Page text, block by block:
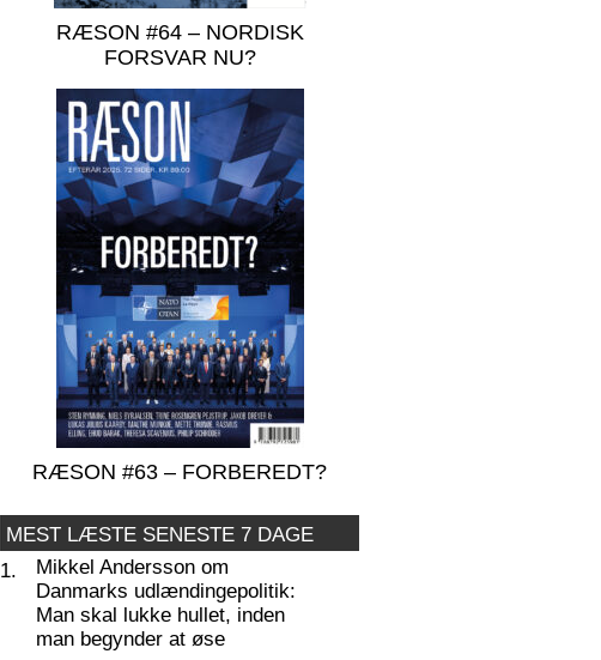
RÆSON #64 – NORDISK
FORSVAR NU?
RÆSON #63 – FORBEREDT?
MEST LÆSTE SENESTE 7 DAGE
1.
Mikkel Andersson om
Danmarks udlændingepolitik:
Man skal lukke hullet, inden
man begynder at øse